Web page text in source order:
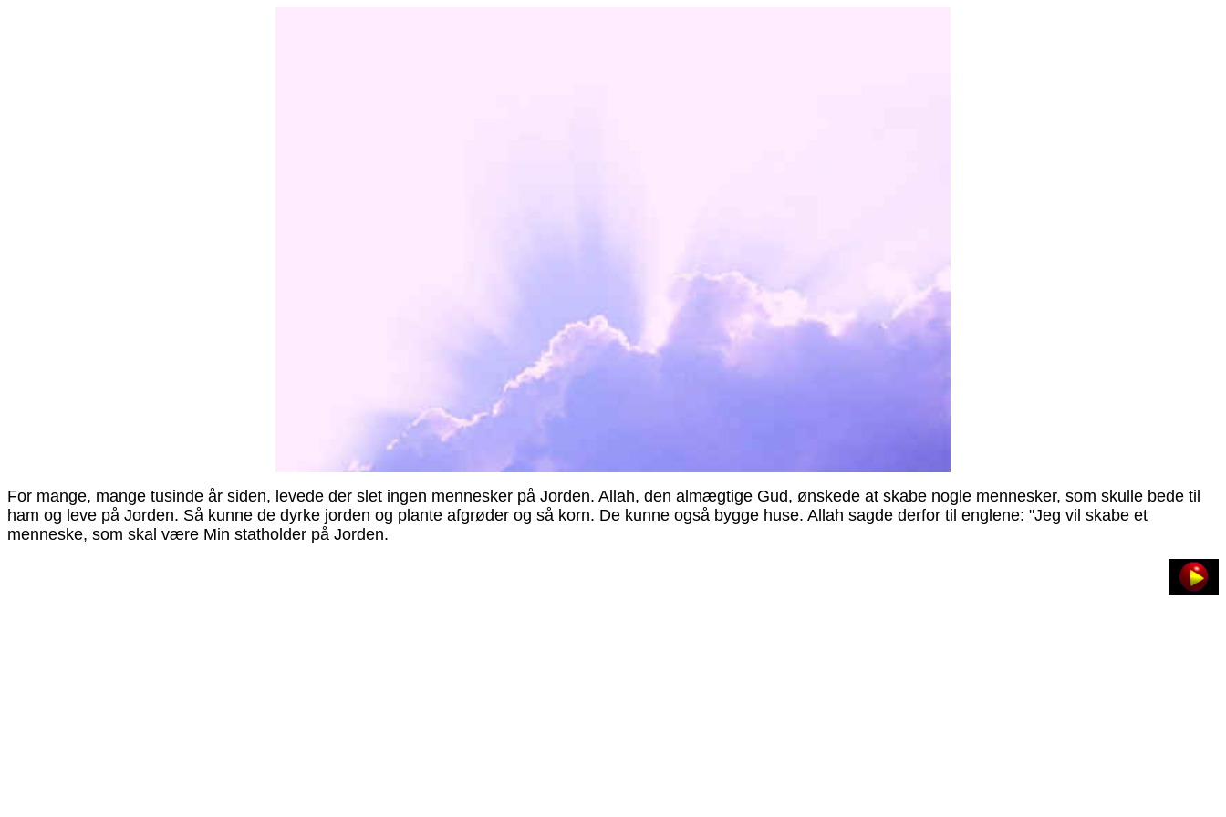
For mange, mange tusinde år siden, levede der slet ingen mennesker på Jorden. Allah, den almægtige Gud, ønskede at skabe nogle mennesker, som skulle bede til
ham og leve på Jorden. Så kunne de dyrke jorden og plante afgrøder og så korn. De kunne også bygge huse. Allah sagde derfor til englene: "Jeg vil skabe et
menneske, som skal være Min statholder på Jorden.